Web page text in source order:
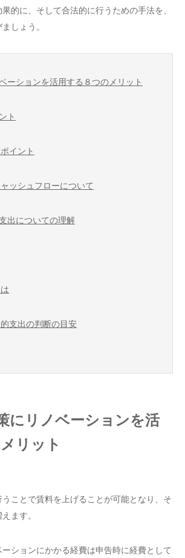
的に、そして合法的に行うための手法を、
しょう。
ーションを活用する８つのメリット
ト
イント
ッシュフローについて
出についての理解
支出の判断の目安
にリノベーションを活
リット
うことで賃料を上げることが可能となり、そ
ます。
ションにかかる経費は申告時に経費として